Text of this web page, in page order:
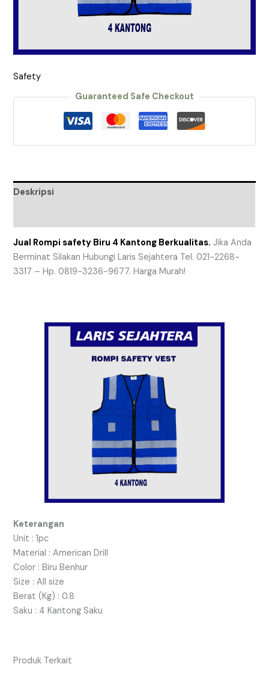
Safety
Guaranteed Safe Checkout
Deskripsi
Jual Rompi safety Biru 4 Kantong Berkualitas. Jika Anda
Berminat Silakan Hubungi Laris Sejahtera Tel. 021-2268-
3317 – Hp. 0819-3236-9677. Harga Murah!
Keterangan
Unit : 1pc
Material : American Drill
Color : Biru Benhur
Size : All size
Berat (Kg) : 0.8
Saku : 4 Kantong Saku
Produk Terkait